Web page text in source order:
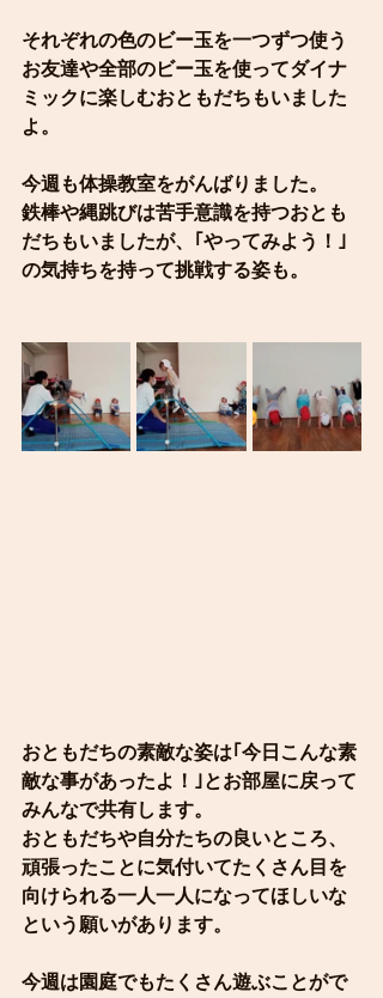
それぞれの色のビー玉を一つずつ使う
お友達や全部のビー玉を使ってダイナ
ミックに楽しむおともだちもいました
よ。
今週も体操教室をがんばりました。
鉄棒や縄跳びは苦手意識を持つおとも
だちもいましたが、｢やってみよう！｣
の気持ちを持って挑戦する姿も。
おともだちの素敵な姿は｢今日こんな素
敵な事があったよ！｣とお部屋に戻って
みんなで共有します。
おともだちや自分たちの良いところ、
頑張ったことに気付いてたくさん目を
向けられる一人一人になってほしいな
という願いがあります。
今週は園庭でもたくさん遊ぶことがで